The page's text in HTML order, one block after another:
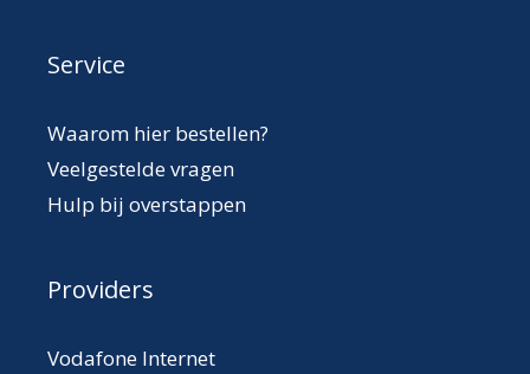
Service
Waarom hier bestellen?
Veelgestelde vragen
Hulp bij overstappen
Providers
Vodafone Internet